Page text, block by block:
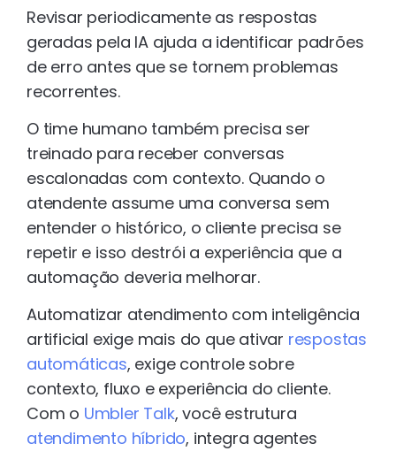
Revisar periodicamente as respostas
geradas pela IA ajuda a identificar padrões
de erro antes que se tornem problemas
recorrentes.
O time humano também precisa ser
treinado para receber conversas
escalonadas com contexto. Quando o
atendente assume uma conversa sem
entender o histórico, o cliente precisa se
repetir e isso destrói a experiência que a
automação deveria melhorar.
Automatizar atendimento com inteligência
artificial exige mais do que ativar respostas
automáticas, exige controle sobre
contexto, fluxo e experiência do cliente.
Com o Umbler Talk, você estrutura
atendimento híbrido, integra agentes